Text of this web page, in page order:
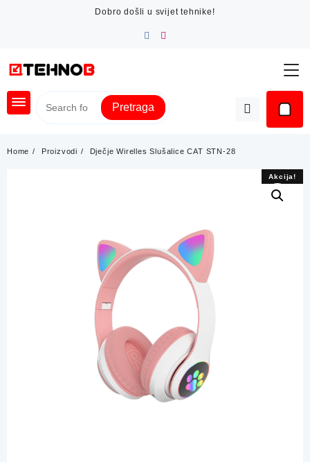
Dobro došli u svijet tehnike!
Pretraga
Home Proizvodi Dječje Wirelles Slušalice CAT STN-28
Akcija!
Akcija!